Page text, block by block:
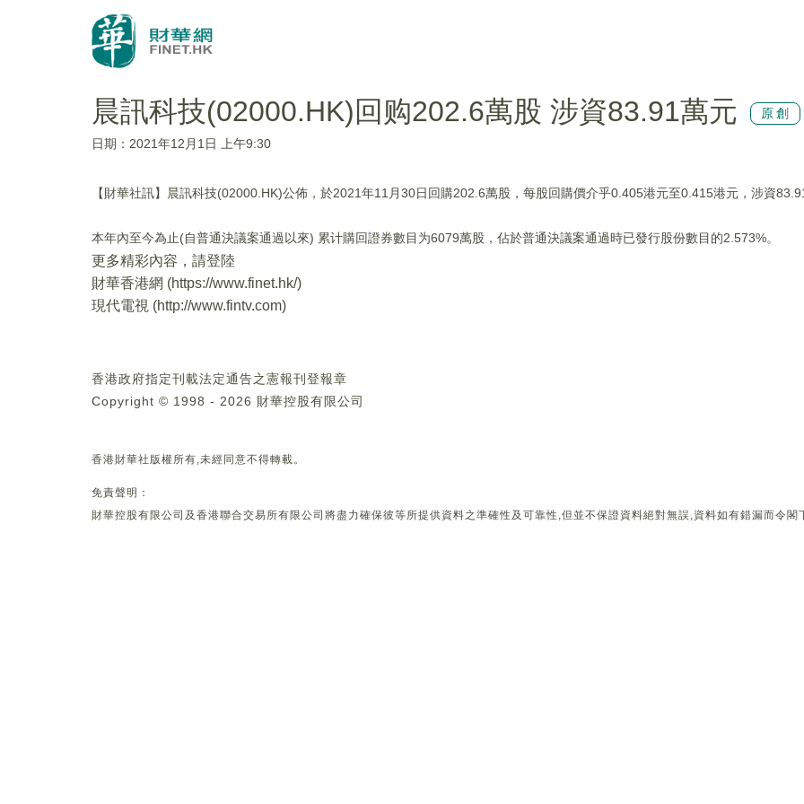
晨訊科技(02000.HK)回购202.6萬股 涉資83.91萬元 原創
日期：2021年12月1日 上午9:30
【財華社訊】晨訊科技(02000.HK)公佈，於2021年11月30日回購202.6萬股，每股回購價介乎0.405港元至0.415港元，涉資
本年內至今為止(自普通決議案通過以來) 累计購回證券數目为6079萬股，佔於普通決議案通過時已發行股份數目的2.573%。
更多精彩內容，請登陸
財華香港網 (https://www.finet.hk/)
現代電視 (http://www.fintv.com)
香港政府指定刊載法定通告之憲報刊登報章
Copyright © 1998 - 2026 財華控股有限公司
香港財華社版權所有,未經同意不得轉載。
免責聲明：
財華控股有限公司及香港聯合交易所有限公司將盡力確保彼等所提供資料之準確性及可靠性,但並不保證資料絕對無誤,資料如有錯漏而令閣